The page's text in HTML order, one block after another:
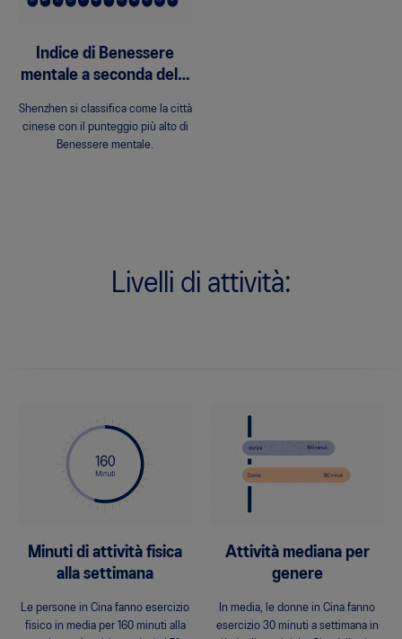
Indice di Benessere
mentale a seconda della
Shenzhen si classifica come la città
cinese con il punteggio più alto di
Benessere mentale.
Livelli di attività:
Minuti di attività fisica
alla settimana
Le persone in Cina fanno esercizio
fisico in media per 160 minuti alla
Attività mediana per
genere
In media, le donne in Cina fanno
esercizio 30 minuti a settimana in